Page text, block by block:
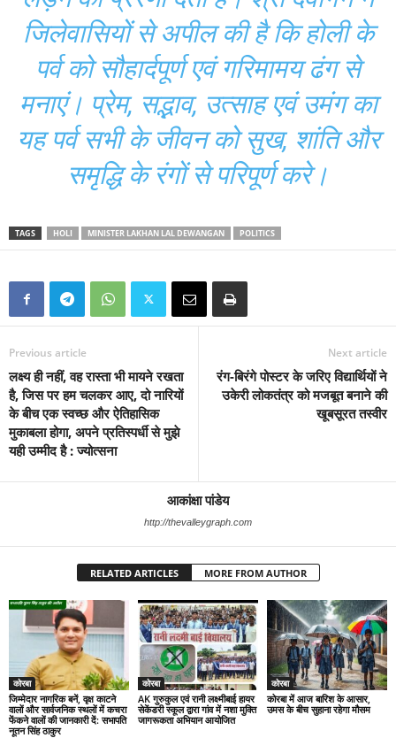
जिलेवासियों से अपील की है कि होली के
पर्व को सौहार्दपूर्ण एवं गरिमामय ढंग से
मनाएं। प्रेम, सद्भाव, उत्साह एवं उमंग का
यह पर्व सभी के जीवन को सुख, शांति और
समृद्धि के रंगों से परिपूर्ण करे।
TAGS HOLI MINISTER LAKHAN LAL DEWANGAN POLITICS
Previous article
लक्ष्य ही नहीं, वह रास्ता भी मायने रखता
है, जिस पर हम चलकर आए, दो नारियों
के बीच एक स्वच्छ और ऐतिहासिक
मुकाबला होगा, अपने प्रतिस्पर्धी से मुझे
यही उम्मीद है : ज्योत्सना
Next article
रंग-बिरंगे पोस्टर के जरिए विद्यार्थियों ने
उकेरी लोकतंत्र को मजबूत बनाने की
खूबसूरत तस्वीर
आकांक्षा पांडेय
http://thevalleygraph.com
RELATED ARTICLES MORE FROM AUTHOR
कोरबा
जिम्मेदार नागरिक बनें, वृक्ष काटने
वालों और सार्वजनिक स्थलों में कचरा
फेंकने वालों की जानकारी दें: सभापति
नूतन सिंह ठाकुर
कोरबा
AK गुरुकुल एवं रानी लक्ष्मीबाई हायर
सेकेंडरी स्कूल द्वारा गांव में नशा मुक्ति
जागरूकता अभियान आयोजित
कोरबा
कोरबा में आज बारिश के आसार,
उमस के बीच सुहाना रहेगा मौसम